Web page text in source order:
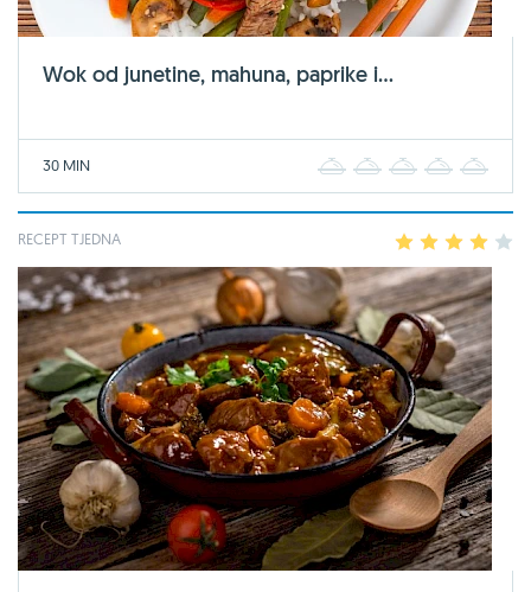
Wok od junetine, mahuna, paprike i...
30 MIN 2 3 4
RECEPT TJEDNA 2 3 4